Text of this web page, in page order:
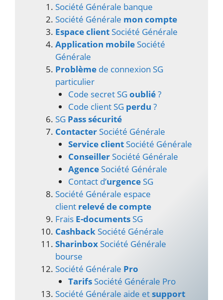
Société Générale banque
Société Générale mon compte
Espace clientSociété Générale
Application mobileSociété
Générale
Problème de connexion SG
particulier
Code secret SGoublié?
Code client SG perdu ?
SG Pass sécurité
ContacterSociété Générale
Service clientSociété Générale
ConseillerSociété Générale
AgenceSociété Générale
Contact d’urgenceSG
Société Générale espace
client relevé de compte
Frais E-documentsSG
CashbackSociété Générale
SharinboxSociété Générale
bourse
Société Générale Pro
TarifsSociété Générale Pro
Société Générale aide etsupport